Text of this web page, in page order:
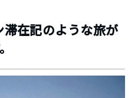
在記のような旅が